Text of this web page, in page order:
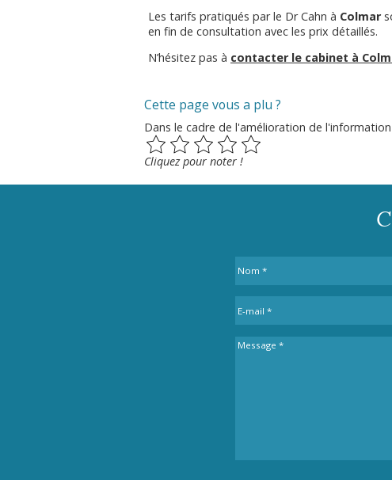
Les tarifs pratiqués par le Dr Cahn à Colmar
en fin de consultation avec les prix détaillés.
N’hésitez pas à contacter le cabinet à
Cette page vous a plu ?
Dans le cadre de l'amélioration de
Cliquez pour noter !